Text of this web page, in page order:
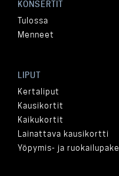
KONSERTIT
Tulossa
Menneet
LIPUT
Kertaliput
Kausikortit
Kaikukortit
Lainattava kausikortti
Yöpymis- ja